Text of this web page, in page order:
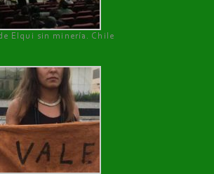
Elqui sin minería. Chile